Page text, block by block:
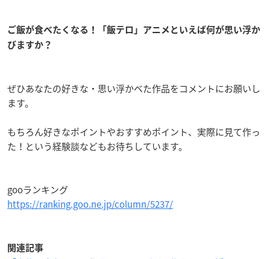
ご飯が食べたくなる！「飯テロ」アニメといえば何が思い浮か
びますか？
ぜひあなたの好きな・思い浮かべた作品をコメントにお願いし
ます。
もちろん好きなポイントやおすすめポイント、実際に見て作っ
た！という経験談などもお待ちしています。
gooランキング
https://ranking.goo.ne.jp/column/5237/
関連記事